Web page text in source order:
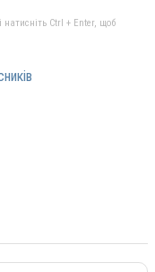
натисніть Ctrl + Enter, щоб